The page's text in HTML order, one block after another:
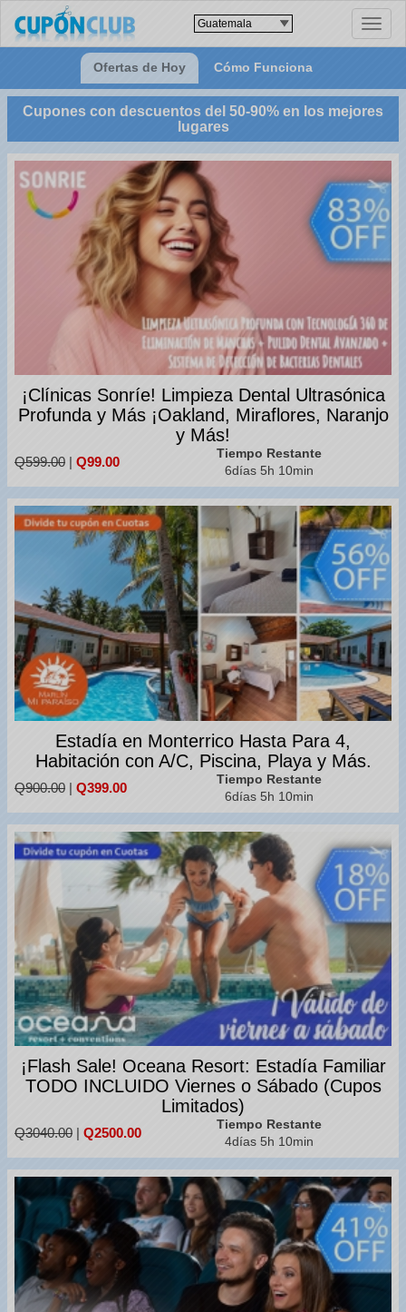
Toggle
Ofertas de Hoy Cómo Funciona
Cupones con descuentos del 50-90% en los mejores
lugares
¡Clínicas Sonríe! Limpieza Dental Ultrasónica
Profunda y Más ¡Oakland, Miraflores, Naranjo
y Más!
Q599.00 | Q99.00
Tiempo Restante
6días 5h 10min
Estadía en Monterrico Hasta Para 4,
Habitación con A/C, Piscina, Playa y Más.
Q900.00 | Q399.00
Tiempo Restante
6días 5h 10min
¡Flash Sale! Oceana Resort: Estadía Familiar
TODO INCLUIDO Viernes o Sábado (Cupos
Limitados)
Q3040.00 | Q2500.00
Tiempo Restante
4días 5h 10min